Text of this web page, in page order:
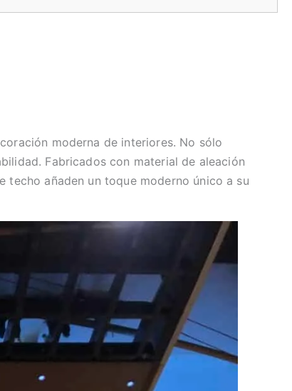
moderna de interiores. No sólo
Fabricados con material de aleación
añaden un toque moderno único a su